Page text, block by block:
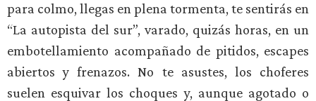
para colmo, llegas en plena tormenta, te sentirás en
“La autopista del sur”, varado, quizás horas, en un
embotellamiento acompañado de pitidos, escapes
abiertos y frenazos. No te asustes, los choferes
suelen esquivar los choques y, aunque agotado o